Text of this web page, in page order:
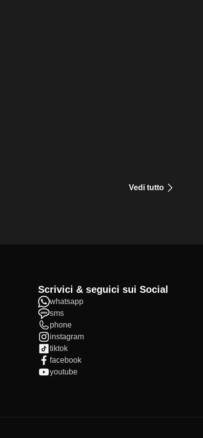
Vedi tutto
Scrivici & seguici sui Social
whatsapp
sms
phone
instagram
tiktok
facebook
youtube